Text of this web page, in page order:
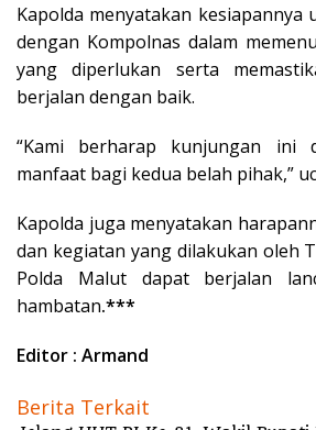
Kapolda menyatakan kesiapannya
dengan Kompolnas dalam
yang diperlukan serta
berjalan dengan baik.
“Kami berharap kunjungan ini
manfaat bagi kedua belah pihak,”
Kapolda juga menyatakan
dan kegiatan yang dilakukan oleh
Polda Malut dapat berjalan
hambatan.***
Editor : Armand
Berita Terkait